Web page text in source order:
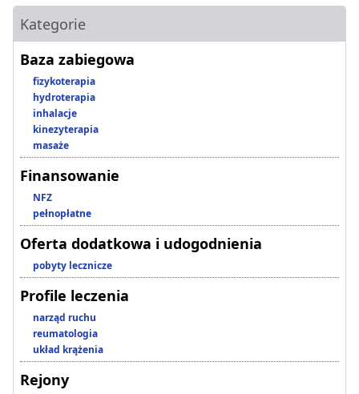
Kategorie
Baza zabiegowa
fizykoterapia
hydroterapia
inhalacje
kinezyterapia
masaże
Finansowanie
NFZ
pełnopłatne
Oferta dodatkowa i udogodnienia
pobyty lecznicze
Profile leczenia
narząd ruchu
reumatologia
układ krążenia
Rejony